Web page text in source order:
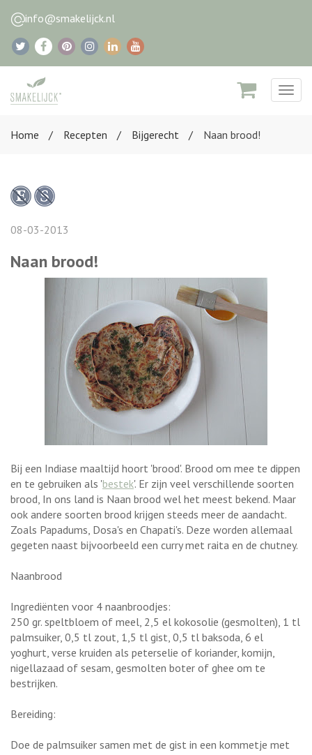
info@smakelijck.nl
Home
Recepten Bijgerecht Naan brood!
08-03-2013
Naan brood!
Bij een Indiase maaltijd hoort 'brood'. Brood om mee te dippen
en te gebruiken als 'bestek'. Er zijn veel verschillende soorten
brood, In ons land is Naan brood wel het meest bekend. Maar
ook andere soorten brood krijgen steeds meer de aandacht.
Zoals Papadums, Dosa's en Chapati's. Deze worden allemaal
gegeten naast bijvoorbeeld een curry met raita en de chutney.
Naanbrood
Ingrediënten voor 4 naanbroodjes:
250 gr. speltbloem of meel, 2,5 el kokosolie (gesmolten), 1 tl
palmsuiker, 0,5 tl zout, 1,5 tl gist, 0,5 tl baksoda, 6 el
yoghurt, verse kruiden als peterselie of koriander, komijn,
nigellazaad of sesam, gesmolten boter of ghee om te
bestrijken.
Bereiding:
Doe de palmsuiker samen met de gist in een kommetje met